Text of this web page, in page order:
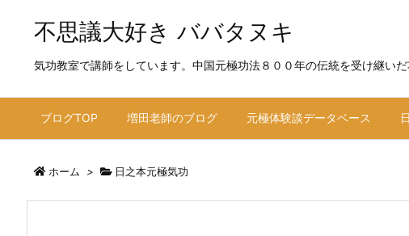
不思議大好き ババタヌキ
気功教室で講師をしています。中国元極功法８００年の伝統を受け継いだ
ブログTOP 増田老師のブログ 元極体験談データベース
ホーム > 日之本元極気功